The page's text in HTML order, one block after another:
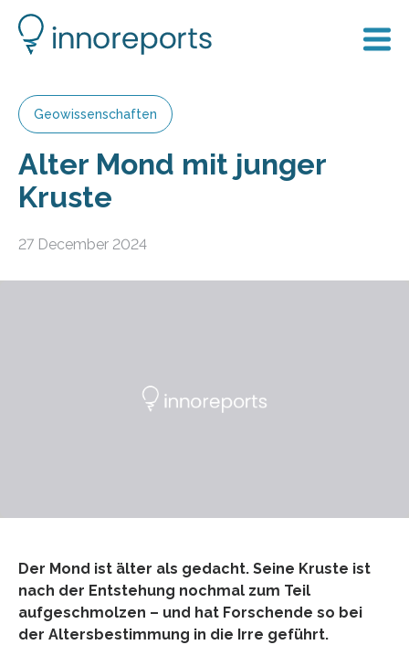
Geowissenschaften
Alter Mond mit junger
Kruste
27 December 2024
Der Mond ist älter als gedacht. Seine Kruste ist
nach der Entstehung nochmal zum Teil
aufgeschmolzen – und hat Forschende so bei
der Altersbestimmung in die Irre geführt.